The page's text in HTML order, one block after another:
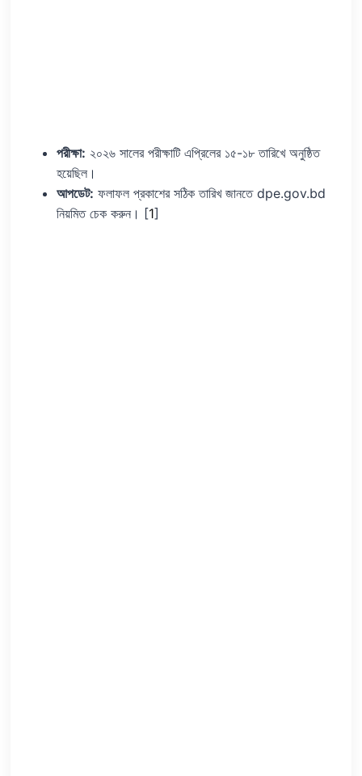
পরীক্ষা: ২০২৬ সালের পরীক্ষাটি এপ্রিলের ১৫-১৮ তারিখে অনুষ্ঠিত
হয়েছিল।
আপডেট: ফলাফল প্রকাশের সঠিক তারিখ জানতে dpe.gov.bd
নিয়মিত চেক করুন। [1]